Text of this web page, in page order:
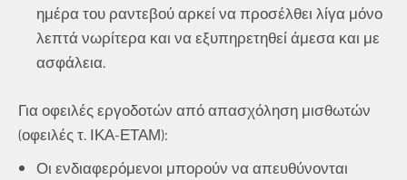
ημέρα του ραντεβού αρκεί να προσέλθει λίγα μόνο
λεπτά νωρίτερα και να εξυπηρετηθεί άμεσα και με
ασφάλεια.
Για οφειλές εργοδοτών από απασχόληση μισθωτών
(οφειλές τ. ΙΚΑ-ΕΤΑΜ):
Οι ενδιαφερόμενοι μπορούν να απευθύνονται